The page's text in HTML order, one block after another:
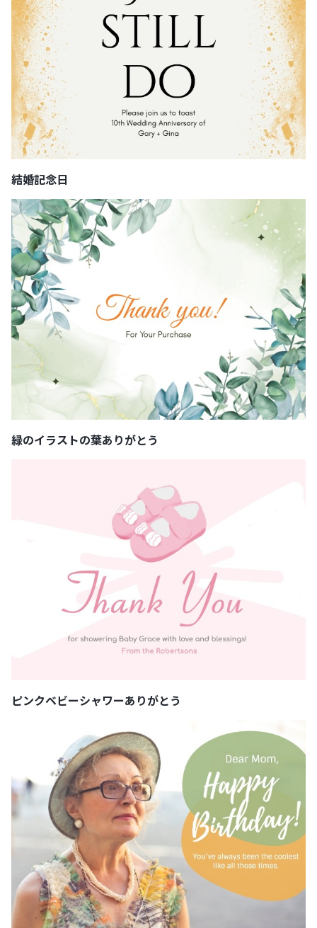
結婚記念日
緑のイラストの葉ありがとう
ピンクベビーシャワーありがとう